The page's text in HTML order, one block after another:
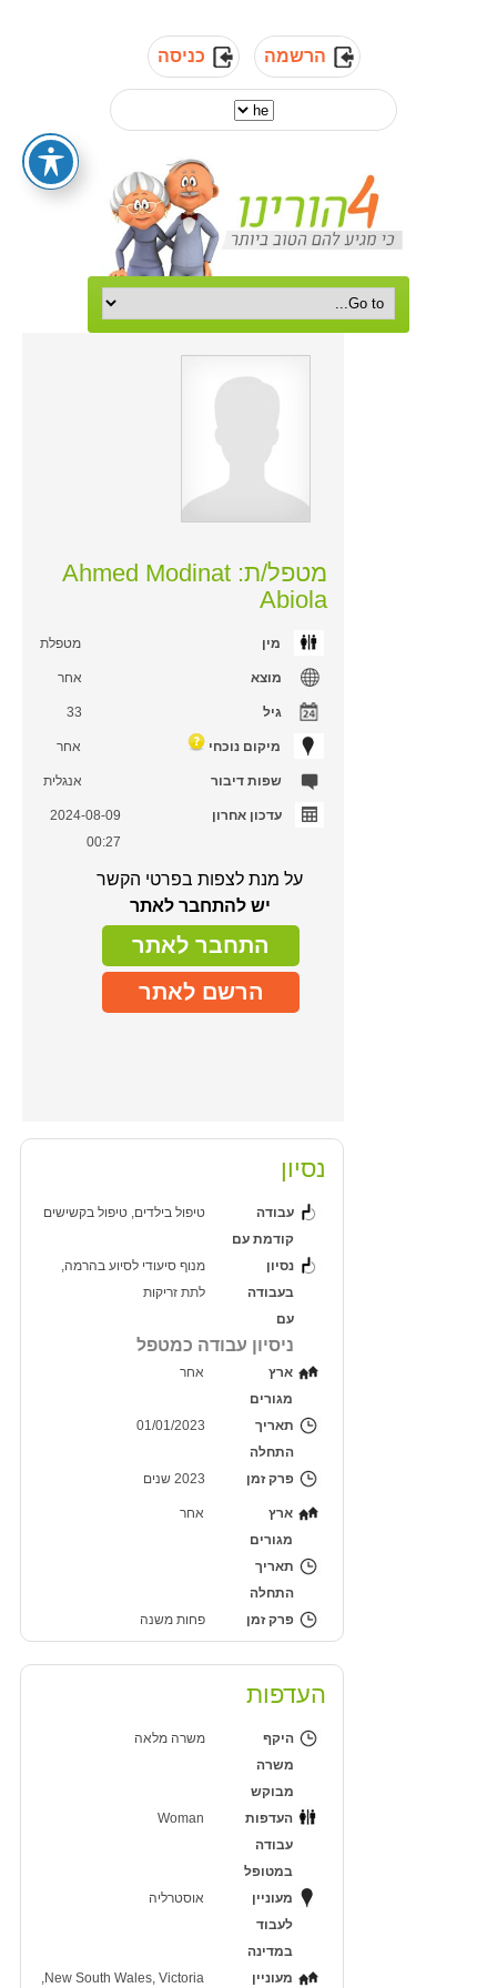
הרשמה כניסה
מטפל/ת: Ahmed Modinat
Abiola
מין מטפלת
מוצא אחר
גיל 33
מיקום נוכחי אחר
שפות דיבור אנגלית
עדכון אחרון
2024-08-09
00:27
על מנת לצפות בפרטי הקשר
יש להתחבר לאתר
התחבר לאתר
הרשם לאתר
נסיון
עבודה
קודמת עם
טיפול בילדים, טיפול בקשישים
נסיון
בעבודה
עם
מנוף סיעודי לסיוע בהרמה,
לתת זריקות
ניסיון עבודה כמטפל
ארץ
מגורים
אחר
תאריך
התחלה
01/01/2023
פרק זמן 2023 שנים
ארץ
מגורים
אחר
תאריך
התחלה
פרק זמן
פחות משנה
העדפות
היקף
משרה
מבוקש
משרה מלאה
העדפות
עבודה
במטופל
Woman
מעוניין
לעבוד
במדינה
אוסטרליה
מעוניין New South Wales, Victoria,